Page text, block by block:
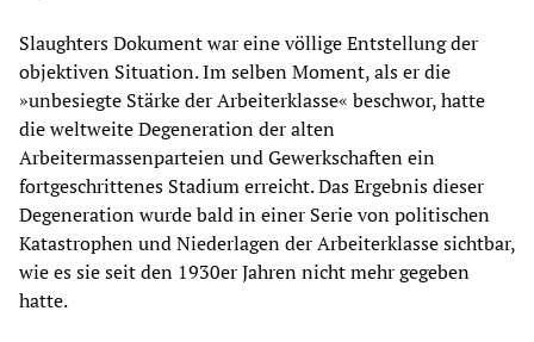
Slaughters Dokument war eine völlige Entstellung der
objektiven Situation. Im selben Moment, als er die
»unbesiegte Stärke der Arbeiterklasse« beschwor, hatte
die weltweite Degeneration der alten
Arbeitermassenparteien und Gewerkschaften ein
fortgeschrittenes Stadium erreicht. Das Ergebnis dieser
Degeneration wurde bald in einer Serie von politischen
Katastrophen und Niederlagen der Arbeiterklasse sichtbar,
wie es sie seit den 1930er Jahren nicht mehr gegeben
hatte.